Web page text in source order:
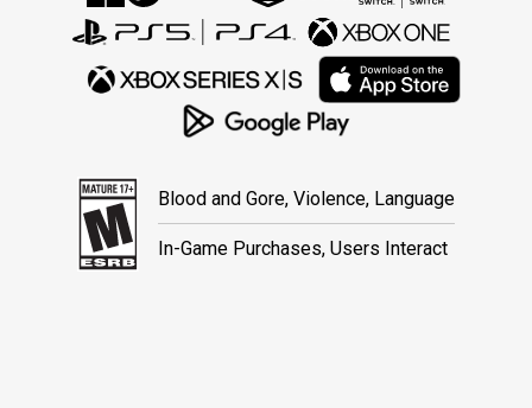
Blood and Gore, Violence, Language
In-Game Purchases, Users Interact